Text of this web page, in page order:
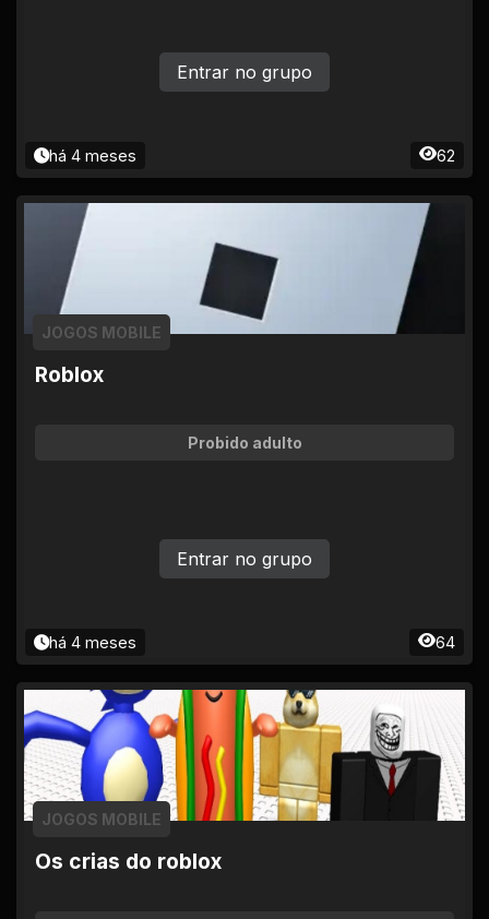
há 4 meses 62
Entrar no grupo
Roblox
JOGOS MOBILE
Probido adulto
há 4 meses 64
Entrar no grupo
Os crias do roblox
JOGOS MOBILE